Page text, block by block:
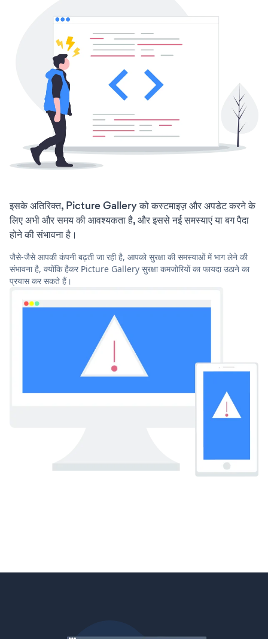
इसके अतिरिक्त, Picture Gallery को कस्टमाइज़ और अपडेट करने के
लिए अभी और समय की आवश्यकता है, और इससे नई समस्याएं या बग पैदा
होने की संभावना है।
जैसे-जैसे आपकी कंपनी बढ़ती जा रही है, आपको सुरक्षा की समस्याओं में भाग लेने की
संभावना है, क्योंकि हैकर Picture Gallery सुरक्षा कमजोरियों का फायदा उठाने का
प्रयास कर सकते हैं।